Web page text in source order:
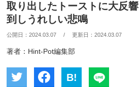
取り出したトーストに大反
到しうれしい悲鳴
公開日：2024.03.07 / 更新日：2024.03.07
著者：Hint-Pot編集部
B!